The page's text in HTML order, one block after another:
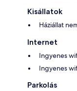
Kisállatok
Háziállat
Internet
Ingyenes
Ingyenes
Parkolás